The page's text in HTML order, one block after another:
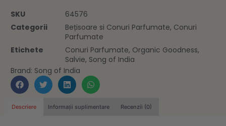
SKU
64576
Categorii
Bețisoare si Conuri Parfumate, Conuri
Parfumate
Etichete
Conuri Parfumate, Organic Goodness,
Salvie, Song of India
Brand: Song of India
Descriere Informații suplimentare Recenzii (0)